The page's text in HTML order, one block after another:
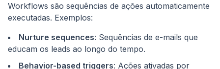
Workflows são sequências de ações automaticamente
executadas. Exemplos:
Nurture sequences: Sequências de e-mails que
educam os leads ao longo do tempo.
Behavior-based triggers: Ações ativadas por